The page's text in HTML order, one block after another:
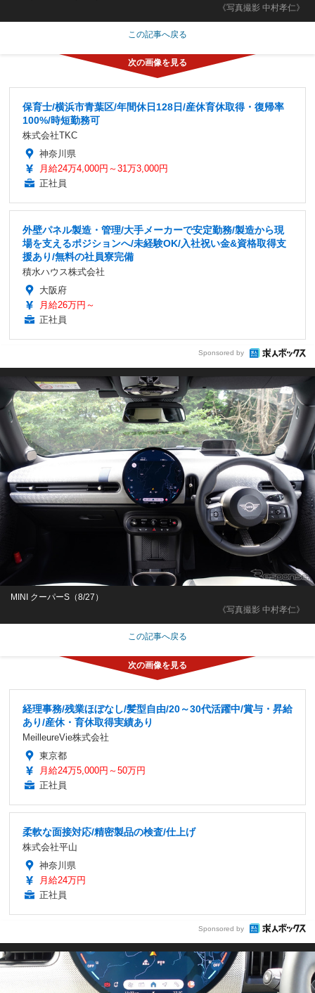
《写真撮影 中村孝仁》
この記事へ戻る
保育士/横浜市青葉区/年間休日128日/産休育休取得・復帰率
100%/時短勤務可
株式会社TKC
神奈川県
月給24万4,000円～31万3,000円
正社員
外壁パネル製造・管理/大手メーカーで安定勤務/製造から現
場を支えるポジションへ/未経験OK/入社祝い金&資格取得支
援あり/無料の社員寮完備
積水ハウス株式会社
大阪府
月給26万円～
正社員
Sponsored by
《写真撮影 中村孝仁》
MINI クーパーS（8/27）
この記事へ戻る
経理事務/残業ほぼなし/髪型自由/20～30代活躍中/賞与・昇給
あり/産休・育休取得実績あり
MeilleureVie株式会社
東京都
月給24万5,000円～50万円
正社員
柔軟な面接対応/精密製品の検査/仕上げ
株式会社平山
神奈川県
月給24万円
正社員
Sponsored by